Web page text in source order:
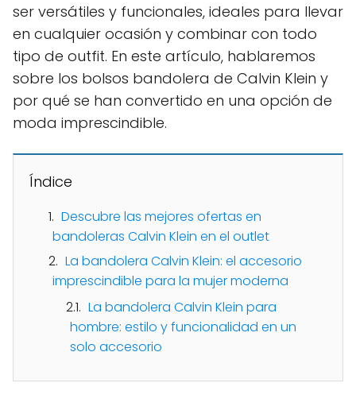
ser versátiles y funcionales, ideales para llevar
en cualquier ocasión y combinar con todo
tipo de outfit. En este artículo, hablaremos
sobre los bolsos bandolera de Calvin Klein y
por qué se han convertido en una opción de
moda imprescindible.
Índice
Descubre las mejores ofertas en
bandoleras Calvin Klein en el outlet
La bandolera Calvin Klein: el accesorio
imprescindible para la mujer moderna
La bandolera Calvin Klein para
hombre: estilo y funcionalidad en un
solo accesorio